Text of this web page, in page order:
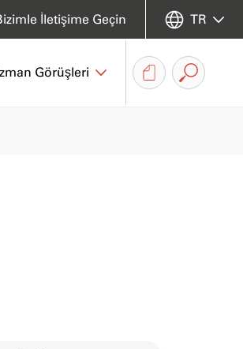
Görüşleri
İletişime Geçin TR